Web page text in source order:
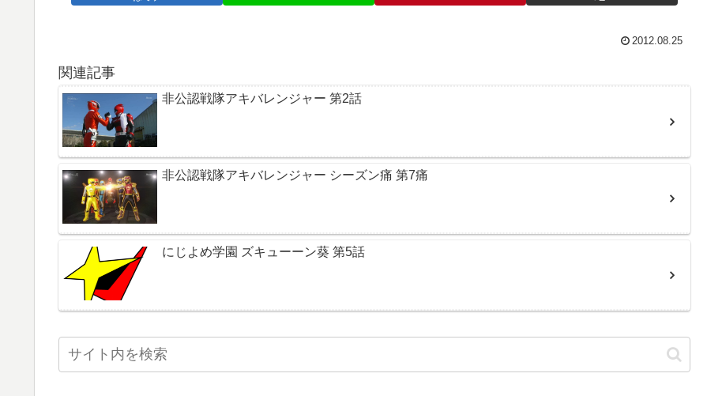
2012.08.25
関連記事
非公認戦隊アキバレンジャー 第2話
非公認戦隊アキバレンジャー シーズン痛 第7痛
にじよめ学園 ズキューーン葵 第5話